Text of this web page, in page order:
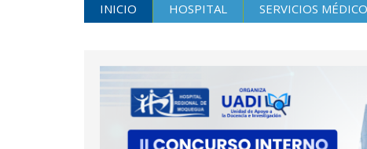
INICIO HOSPITAL SERVICIOS